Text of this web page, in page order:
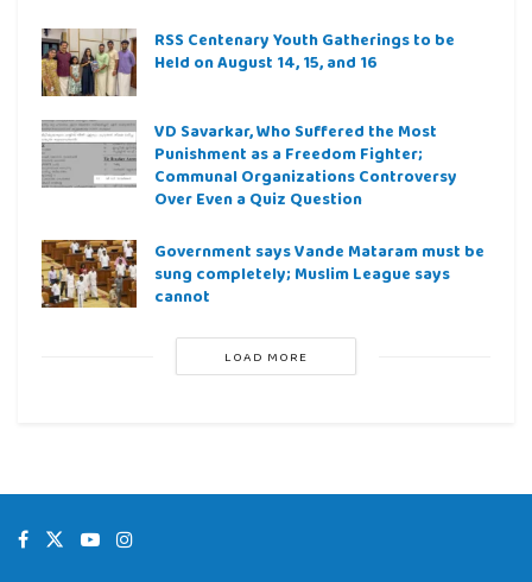
RSS Centenary Youth Gatherings to be
Held on August 14, 15, and 16
VD Savarkar, Who Suffered the Most
Punishment as a Freedom Fighter;
Communal Organizations Controversy
Over Even a Quiz Question
Government says Vande Mataram must be
sung completely; Muslim League says
cannot
LOAD MORE